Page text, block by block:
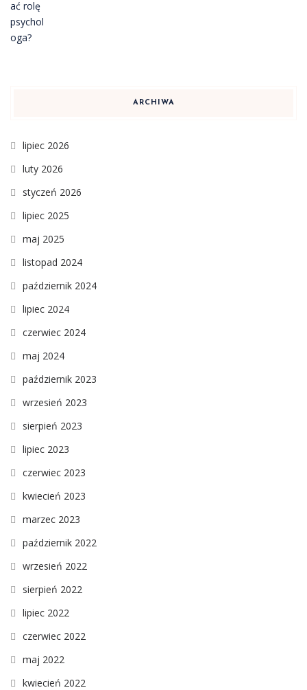
ARCHIWA
lipiec 2026
luty 2026
styczeń 2026
lipiec 2025
maj 2025
listopad 2024
październik 2024
lipiec 2024
czerwiec 2024
maj 2024
październik 2023
wrzesień 2023
sierpień 2023
lipiec 2023
czerwiec 2023
kwiecień 2023
marzec 2023
październik 2022
wrzesień 2022
sierpień 2022
lipiec 2022
czerwiec 2022
maj 2022
kwiecień 2022